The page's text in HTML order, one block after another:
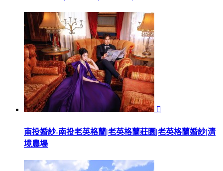

南投婚紗-南投老英格蘭|老英格蘭莊園|老英格蘭婚紗|清
境農場